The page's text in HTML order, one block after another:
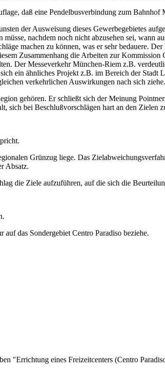
daß eine Pendelbusverbindung zum Bahnhof
der Ausweisung dieses Gewerbegebietes
nachdem noch nicht abzusehen sei, wann
machen zu können, was er sehr bedauere.
Zusammenhang die Arbeiten zur
Der Messeverkehr München-Riem z.B.
ein ähnliches Projekt z.B. im Bereich der Stadt
verkehrlichen Auswirkungen nach sich ziehe.
gehören. Er schließt sich der Meinung
sich bei Beschlußvorschlägen hart an den Zielen
Grünzug liege. Das
Absatz.
die Ziele aufzuführen, auf die sich die
das Sondergebiet Centro Paradiso beziehe.
"Errichtung eines Freizeitcenters (Centro